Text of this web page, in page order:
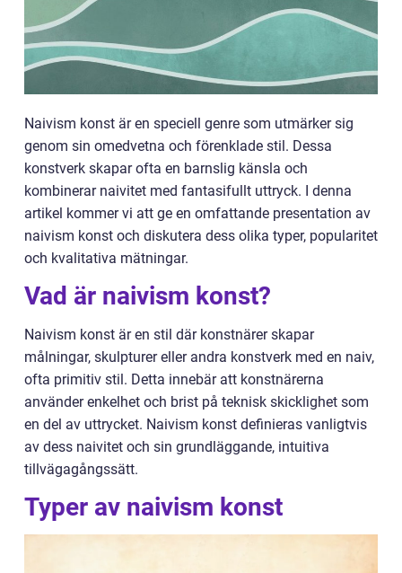
Naivism konst är en speciell genre som utmärker sig
genom sin omedvetna och förenklade stil. Dessa
konstverk skapar ofta en barnslig känsla och
kombinerar naivitet med fantasifullt uttryck. I denna
artikel kommer vi att ge en omfattande presentation av
naivism konst och diskutera dess olika typer, popularitet
och kvalitativa mätningar.
Vad är naivism konst?
Naivism konst är en stil där konstnärer skapar
målningar, skulpturer eller andra konstverk med en naiv,
ofta primitiv stil. Detta innebär att konstnärerna
använder enkelhet och brist på teknisk skicklighet som
en del av uttrycket. Naivism konst definieras vanligtvis
av dess naivitet och sin grundläggande, intuitiva
tillvägagångssätt.
Typer av naivism konst